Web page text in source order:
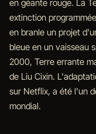
en géante rouge. La
extinction
en branle un projet
bleue en un vaisseau
2000, Terre errante
de Liu Cixin.
sur Netflix, a été l'un
mondial.